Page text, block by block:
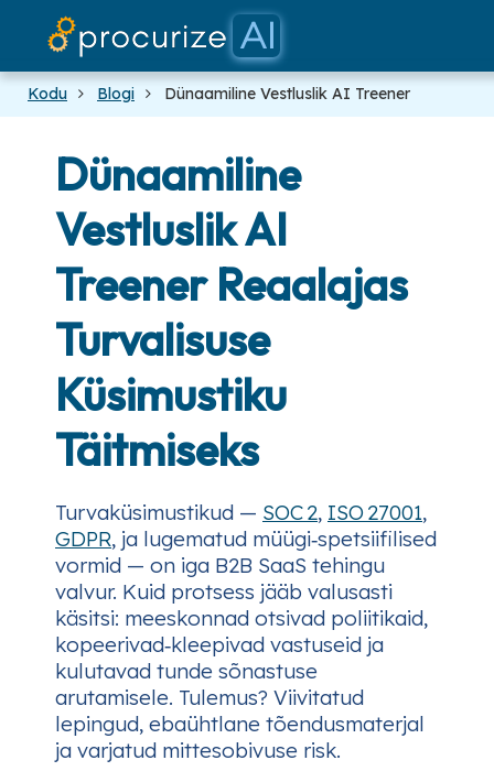
Kodu Blogi Dünaamiline Vestluslik AI Treener
Dünaamiline
Vestluslik AI
Treener Reaalajas
Turvalisuse
Küsimustiku
Täitmiseks
Turvaküsimustikud — SOC 2, ISO 27001,
GDPR, ja lugematud müügi‑spetsiifilised
vormid — on iga B2B SaaS tehingu
valvur. Kuid protsess jääb valusasti
käsitsi: meeskonnad otsivad poliitikaid,
kopeerivad‑kleepivad vastuseid ja
kulutavad tunde sõnastuse
arutamisele. Tulemus? Viivitatud
lepingud, ebaühtlane tõendusmaterjal
ja varjatud mittesobivuse risk.